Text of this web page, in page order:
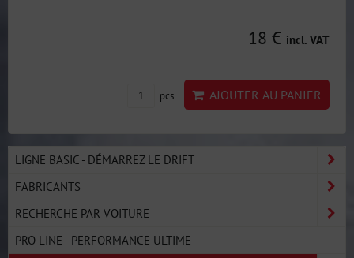
18 € incl. VAT
pcs AJOUTER AU PANIER
LIGNE BASIC - DÉMARREZ LE DRIFT
FABRICANTS
RECHERCHE PAR VOITURE
PRO LINE - PERFORMANCE ULTIME